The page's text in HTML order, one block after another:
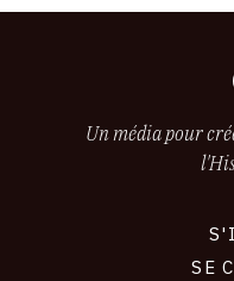
Un média pour
SE